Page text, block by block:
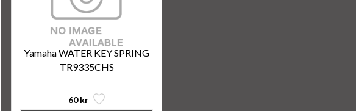
Yamaha WATER KEY SPRING
TR9335CHS
60 kr